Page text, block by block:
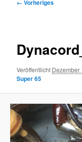
← Vorheriges
Veröffentlicht Dezember
Super 65